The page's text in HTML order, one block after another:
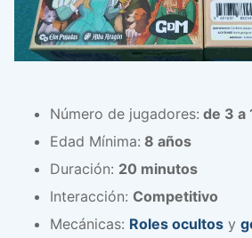
Número de jugadores: de 3 a
Edad Mínima: 8 años
Duración: 20 minutos
Interacción: Competitivo
Mecánicas: Roles ocultos y